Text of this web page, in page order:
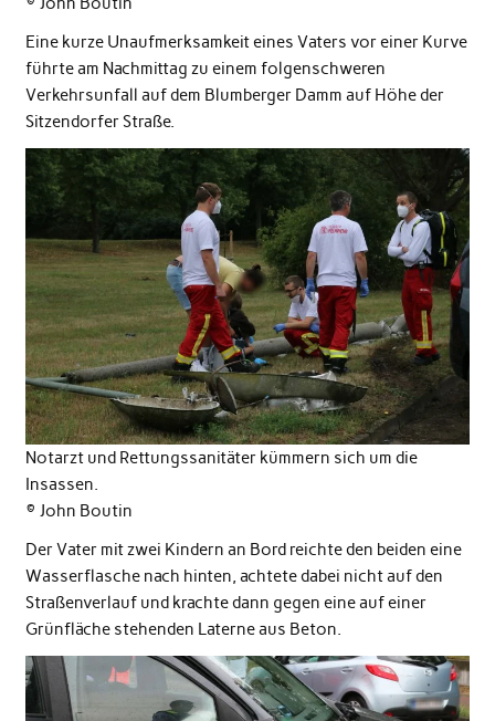
Eine kurze Unaufmerksamkeit eines Vaters vor einer Kurve
führte am Nachmittag zu einem folgenschweren
Verkehrsunfall auf dem Blumberger Damm auf Höhe der
Sitzendorfer Straße.
Notarzt und Rettungssanitäter kümmern sich um die
Insassen.
© John Boutin
Der Vater mit zwei Kindern an Bord reichte den beiden eine
Wasserflasche nach hinten, achtete dabei nicht auf den
Straßenverlauf und krachte dann gegen eine auf einer
Grünfläche stehenden Laterne aus Beton.